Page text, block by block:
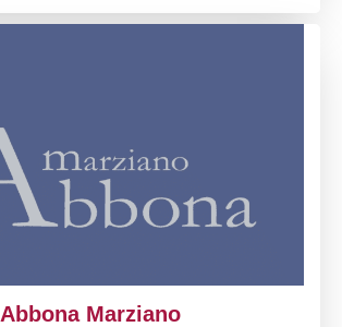
Abbona Marziano